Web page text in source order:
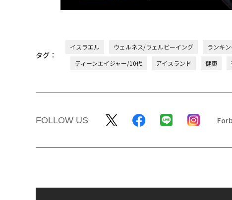
タグ：
イスラエル ウェルネス/ウェルビーイング ランキ
ティーンエイジャー/10代
アイスランド 健康
FOLLOW US